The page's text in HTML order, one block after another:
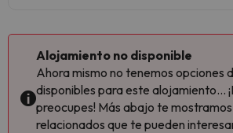
Alojamiento no disponible
Ahora mismo no tenemos opciones
disponibles para este alojamiento...
preocupes! Más abajo te
relacionados que te pueden